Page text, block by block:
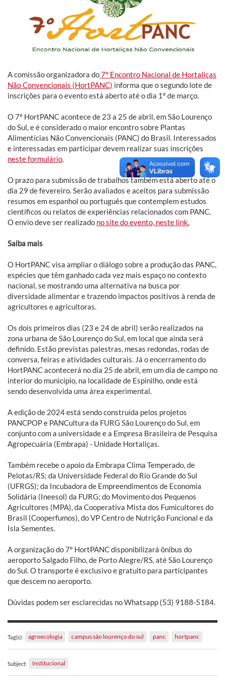
A comissão organizadora do7º Encontro Nacional de Hortaliças
Não Convencionais (HortPANC) informa que o segundo lote de
inscrições para o evento está aberto até o dia 1º de março.
O 7º HortPANC acontece de 23 a 25 de abril, em São Lourenço
do Sul, e é considerado o maior encontro sobre Plantas
Alimentícias Não Convencionais (PANC) do Brasil. Interessados
e interessadas em participar devem realizar suas inscrições
neste formulário.
O prazo para submissão de trabalhos também está aberto até o
dia 29 de fevereiro. Serão avaliados e aceitos para submissão
resumos em espanhol ou português que contemplem estudos
científicos ou relatos de experiências relacionados com PANC.
O envio deve ser realizado no site do evento, neste link.
Saiba mais
O HortPANC visa ampliar o diálogo sobre a produção das PANC,
espécies que têm ganhado cada vez mais espaço no contexto
nacional, se mostrando uma alternativa na busca por
diversidade alimentar e trazendo impactos positivos à renda de
agricultores e agricultoras.
Os dois primeiros dias (23 e 24 de abril) serão realizados na
zona urbana de São Lourenço do Sul, em local que ainda será
definido. Estão previstas palestras, mesas redondas, rodas de
conversa, feiras e atividades culturais. Já o encerramento do
HortPANC acontecerá no dia 25 de abril, em um dia de campo no
interior do município, na localidade de Espinilho, onde está
sendo desenvolvida uma área experimental.
A edição de 2024 está sendo construída pelos projetos
PANCPOP e PANCultura da FURG São Lourenço do Sul, em
conjunto com a universidade e a Empresa Brasileira de Pesquisa
Agropecuária (Embrapa) - Unidade Hortaliças.
Também recebe o apoio da Embrapa Clima Temperado, de
Pelotas/RS; da Universidade Federal do Rio Grande do Sul
(UFRGS); da Incubadora de Empreendimentos de Economia
Solidária (Ineesol) da FURG; do Movimento dos Pequenos
Agricultores (MPA), da Cooperativa Mista dos Fumicultores do
Brasil (Cooperfumos), do VP Centro de Nutrição Funcional e da
Isla Sementes.
A organização do 7º HortPANC disponibilizará ônibus do
aeroporto Salgado Filho, de Porto Alegre/RS, até São Lourenço
do Sul. O transporte é exclusivo e gratuito para participantes
que descem no aeroporto.
Dúvidas podem ser esclarecidas no Whatsapp (53) 9188-5184.
Tag(s): agroecologia campus são lourenço do sul panc hortpanc
Subject: Institucional